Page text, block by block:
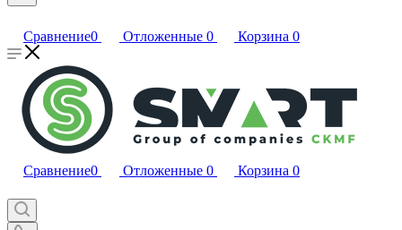
Сравнение0 Отложенные 0 Корзина 0
Сравнение0 Отложенные 0 Корзина 0